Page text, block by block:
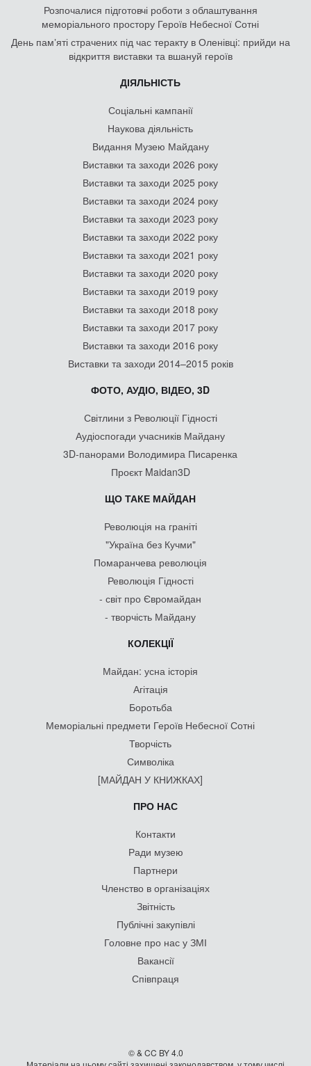
Розпочалися підготовчі роботи з облаштування
меморіального простору Героїв Небесної Сотні
День памʼяті страчених під час теракту в Оленівці: прийди на
відкриття виставки та вшануй героїв
ДІЯЛЬНІСТЬ
Соціальні кампанії
Наукова діяльність
Видання Музею Майдану
Виставки та заходи 2026 року
Виставки та заходи 2025 року
Виставки та заходи 2024 року
Виставки та заходи 2023 року
Виставки та заходи 2022 року
Виставки та заходи 2021 року
Виставки та заходи 2020 року
Виставки та заходи 2019 року
Виставки та заходи 2018 року
Виставки та заходи 2017 року
Виставки та заходи 2016 року
Виставки та заходи 2014–2015 років
ФОТО, АУДІО, ВІДЕО, 3D
Світлини з Революції Гідності
Аудіоспогади учасників Майдану
3D-панорами Володимира Писаренка
Проєкт Maidan3D
ЩО ТАКЕ МАЙДАН
Революція на граніті
"Україна без Кучми"
Помаранчева революція
Революція Гідності
- світ про Євромайдан
- творчість Майдану
КОЛЕКЦІЇ
Майдан: усна історія
Агітація
Боротьба
Меморіальні предмети Героїв Небесної Сотні
Творчість
Символіка
[МАЙДАН У КНИЖКАХ]
ПРО НАС
Контакти
Ради музею
Партнери
Членство в організаціях
Звітність
Публічні закупівлі
Головне про нас у ЗМІ
Вакансії
Співпраця
© & CC BY 4.0